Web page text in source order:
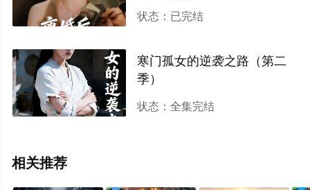
状态：已完结
寒门孤女的逆袭之路（第二
季）
2026 / 古装仙侠
状态：全集完结
相关推荐